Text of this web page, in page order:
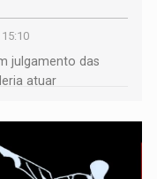
julgamento das
atuar